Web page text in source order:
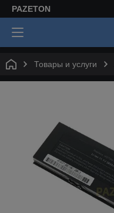
PAZETON
Товары и услуги